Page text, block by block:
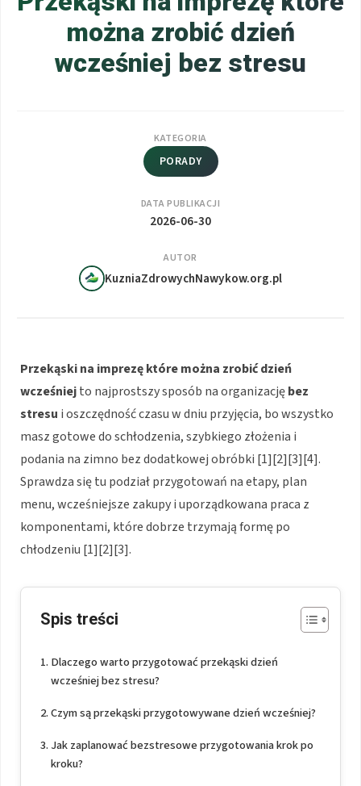
można zrobić dzień
wcześniej bez stresu
KATEGORIA
PORADY
DATA PUBLIKACJI
2026-06-30
AUTOR
KuzniaZdrowychNawykow.org.pl
Przekąski na imprezęktóre można zrobić dzień
wcześniejto najprostszy sposób na organizacjębez
stresu i oszczędność czasu w dniu przyjęcia, bo wszystko
masz gotowe do schłodzenia, szybkiego złożenia i
podania na zimno bez dodatkowej obróbki [1][2][3][4].
Sprawdza się tu podział przygotowań na etapy, plan
menu, wcześniejsze zakupy i uporządkowana praca z
komponentami, które dobrze trzymają formę po
chłodzeniu [1][2][3].
Spis treści
Dlaczego warto przygotować przekąski dzień
wcześniej bez stresu?
Czym są przekąski przygotowywane dzień wcześniej?
Jak zaplanować bezstresowe przygotowania krok po
kroku?